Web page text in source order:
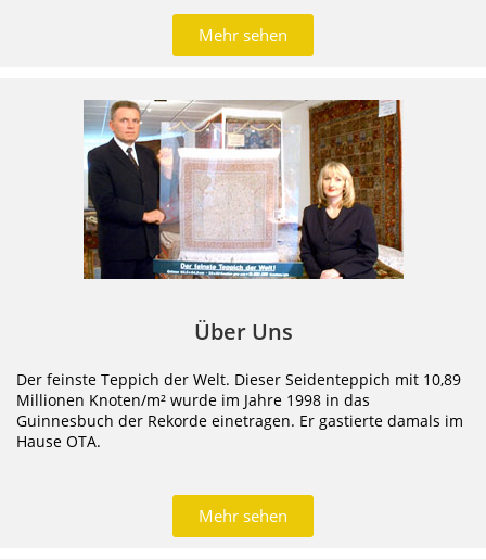
Mehr sehen
Über Uns
Der feinste Teppich der Welt. Dieser Seidenteppich mit 10,89
Millionen Knoten/m² wurde im Jahre 1998 in das
Guinnesbuch der Rekorde einetragen. Er gastierte damals im
Hause OTA.
Mehr sehen